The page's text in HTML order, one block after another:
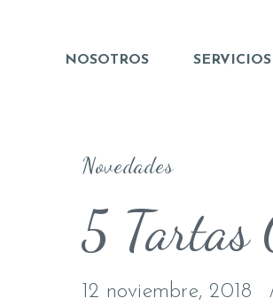
NOSOTROS SERVICIOS
Novedades
5 Tartas
12 noviembre, 2018